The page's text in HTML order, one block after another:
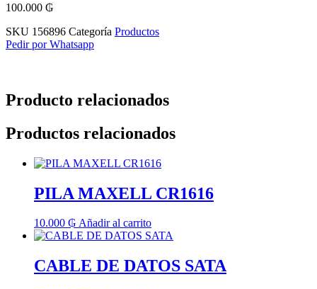
100.000 ₲
SKU 156896 Categoría Productos
Pedir por Whatsapp
Producto relacionados
Productos relacionados
PILA MAXELL CR1616
10.000 ₲ Añadir al carrito
CABLE DE DATOS SATA